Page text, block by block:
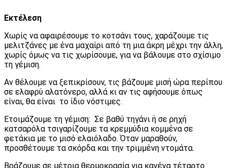
Εκτέλεση
Χωρίς να αφαιρέσουμε το κοτσάνι τους, χαράζουμε τις
μελιτζάνες με ένα μαχαίρι από τη μια άκρη μέχρι την άλλη,
χωρίς όμως να τις χωρίσουμε, για να βάλουμε στο σχίσιμο
τη γέμιση.
Αν θέλουμε να ξεπικρίσουν, τις βάζουμε μισή ώρα περίπου
σε ελαφρύ αλατόνερο, αλλά κι αν τις αφήσουμε όπως
είναι, θα είναι το ίδιο νόστιμες.
Ετοιμάζουμε τη γέμιση: Σε βαθύ τηγάνι ή σε ρηχή
κατσαρόλα τσιγαρίζουμε τα κρεμμύδια κομμένα σε
φετάκια με το μισό ελαιόλαδο. Όταν μαραθούν,
προσθέτουμε τα σκόρδα και την τριμμένη ντομάτα.
Βράζουμε σε μέτρια θερμοκρασία για κανένα τέταρτο.